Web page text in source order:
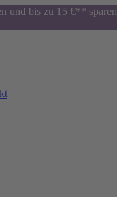
und bis zu 15 €** sparen